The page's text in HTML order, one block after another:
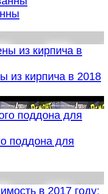
из кирпича в 2018
поддона для